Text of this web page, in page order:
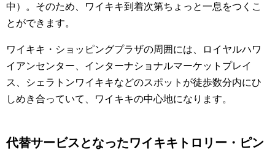
中）。そのため、ワイキキ到着次第ちょっと一息をつくこ
とができます。
ワイキキ・ショッピングプラザの周囲には、ロイヤルハワ
イアンセンター、インターナショナルマーケットプレイ
ス、シェラトンワイキキなどのスポットが徒歩数分内にひ
しめき合っていて、ワイキキの中心地になります。
代替サービスとなったワイキキトロリー・ピン